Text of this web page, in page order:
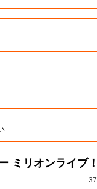
ン‼
ミリオンライブ